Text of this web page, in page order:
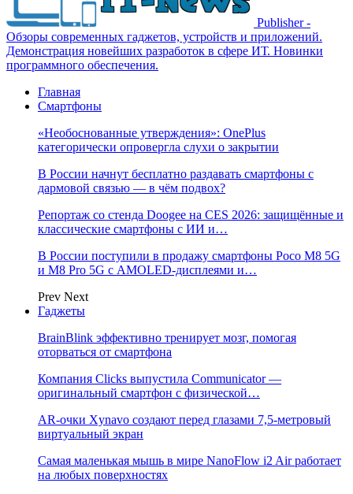
Publisher -
Обзоры современных гаджетов, устройств и приложений.
Демонстрация новейших разработок в сфере ИТ. Новинки
программного обеспечения.
Главная
Смартфоны
«Необоснованные утверждения»: OnePlus
категорически опровергла слухи о закрытии
В России начнут бесплатно раздавать смартфоны с
дармовой связью — в чём подвох?
Репортаж со стенда Doogee на CES 2026: защищённые и
классические смартфоны с ИИ и…
В России поступили в продажу смартфоны Poco M8 5G
и M8 Pro 5G с AMOLED-дисплеями и…
Prev Next
Гаджеты
BrainBlink эффективно тренирует мозг, помогая
оторваться от смартфона
Компания Clicks выпустила Communicator —
оригинальный смартфон с физической…
AR-очки Xynavo создают перед глазами 7,5-метровый
виртуальный экран
Самая маленькая мышь в мире NanoFlow i2 Air работает
на любых поверхностях